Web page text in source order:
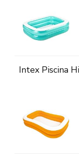
Intex Piscina